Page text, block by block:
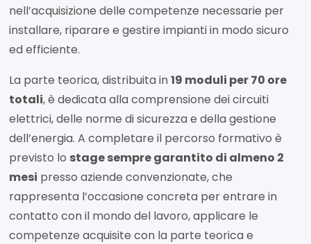
nell’acquisizione delle competenze necessarie per
installare, riparare e gestire impianti in modo sicuro
ed efficiente.
La parte teorica, distribuita in19 moduli per 70 ore
totali, è dedicata alla comprensione dei circuiti
elettrici, delle norme di sicurezza e della gestione
dell’energia. A completare il percorso formativo è
previsto lo stage sempre garantito di almeno 2
mesi presso aziende convenzionate, che
rappresenta l’occasione concreta per entrare in
contatto con il mondo del lavoro, applicare le
competenze acquisite con la parte teorica e